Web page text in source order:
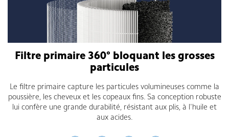
Filtre primaire 360° bloquant les grosses
particules
Le filtre primaire capture les particules volumineuses comme la
poussière, les cheveux et les copeaux fins. Sa conception robuste
lui confère une grande durabilité, résistant aux plis, à l'huile et
aux acides.